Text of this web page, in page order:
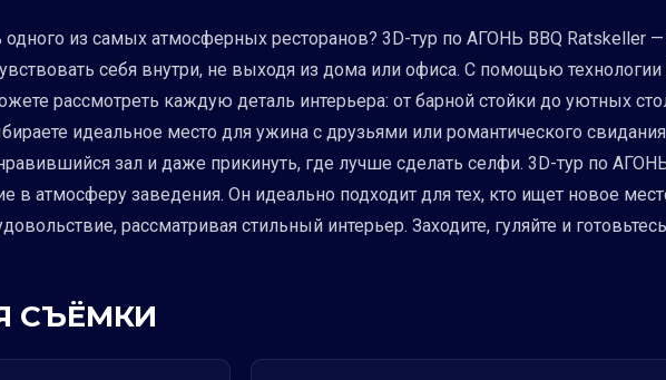
одного из самых атмосферных ресторанов? 3D-тур по АГОНЬ BBQ Ratskeller
себя внутри, не выходя из дома или офиса. С помощью
рассмотреть каждую деталь интерьера: от барной стойки до уютных
идеальное место для ужина с друзьями или романтического
зал и даже прикинуть, где лучше сделать селфи. 3D-тур по
в атмосферу заведения. Он идеально подходит для тех, кто ищет новое
рассматривая стильный интерьер. Заходите, гуляйте и
СЪЁМКИ